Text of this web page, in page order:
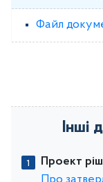
Файл
Інші
Проект